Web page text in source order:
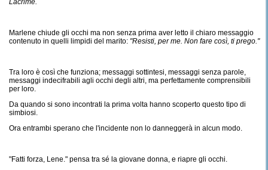
Lacrime.
Marlene chiude gli occhi ma non senza prima aver letto il chiaro messaggio
contenuto in quelli limpidi del marito: "Resisti, per me. Non fare così, ti prego."
Tra loro è così che funziona; messaggi sottintesi, messaggi senza parole,
messaggi indecifrabili agli occhi degli altri, ma perfettamente comprensibili
per loro.
Da quando si sono incontrati la prima volta hanno scoperto questo tipo di
simbiosi.
Ora entrambi sperano che l'incidente non lo danneggerà in alcun modo.
"Fatti forza, Lene." pensa tra sé la giovane donna, e riapre gli occhi.